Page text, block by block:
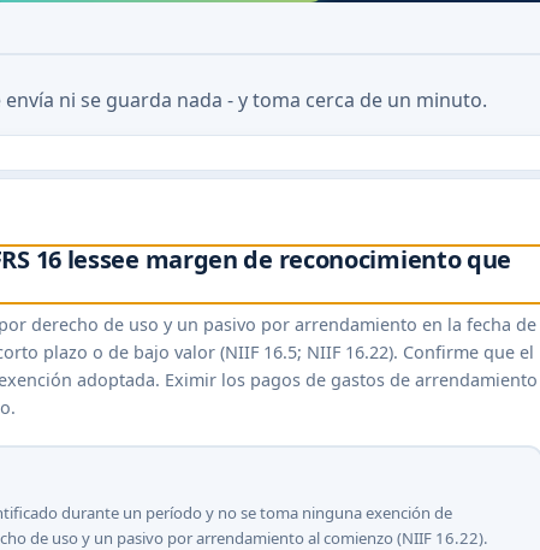
ni se guarda nada - y toma cerca de un minuto.
16 lessee margen de reconocimiento que
derecho de uso y un pasivo por arrendamiento en la fecha de
plazo o de bajo valor (NIIF 16.5; NIIF 16.22). Confirme que el
adoptada. Eximir los pagos de gastos de arrendamiento
durante un período y no se toma ninguna exención de
de uso y un pasivo por arrendamiento al comienzo (NIIF 16.22).